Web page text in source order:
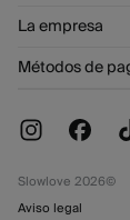
Tarjeta regalo
Tarjeta abono
Preguntas
Cambios,
La empresa
Trabaja con
Métodos de
Slowlove 2026©
Aviso legal